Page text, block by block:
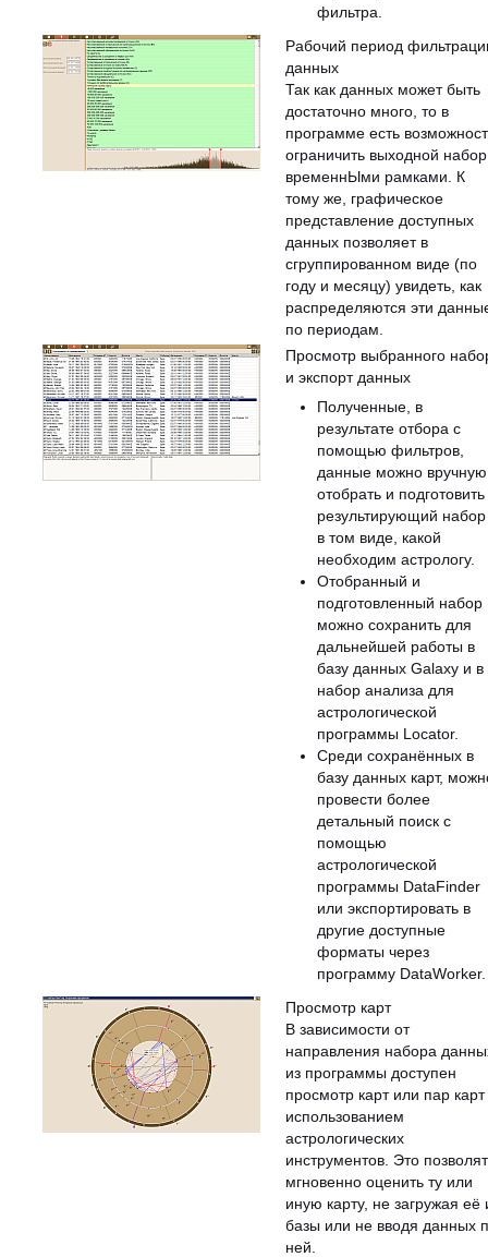
фильтра.
Рабочий период
данных
Так как данных может быть
достаточно много, то в
программе есть
ограничить выходной набор
временнЫми рамками. К
тому же, графическое
представление доступных
данных позволяет в
сгруппированном виде (по
году и месяцу) увидеть, как
распределяются эти
по периодам.
Просмотр выбранного
и экспорт данных
Полученные, в
результате отбора с
помощью фильтров,
данные можно вручную
отобрать и подготовить
результирующий набор
в том виде, какой
необходим астрологу.
Отобранный и
подготовленный набор
можно сохранить для
дальнейшей работы в
базу данных Galaxy и в
набор анализа для
астрологической
программы Locator.
Среди сохранённых в
базу данных карт,
провести более
детальный поиск с
помощью
астрологической
программы DataFinder
или экспортировать в
другие доступные
форматы через
программу DataWorker.
Просмотр карт
В зависимости от
направления набора
из программы доступен
просмотр карт или пар карт
использованием
астрологических
инструментов. Это позволят
мгновенно оценить ту или
иную карту, не загружая её
базы или не вводя данных
ней.